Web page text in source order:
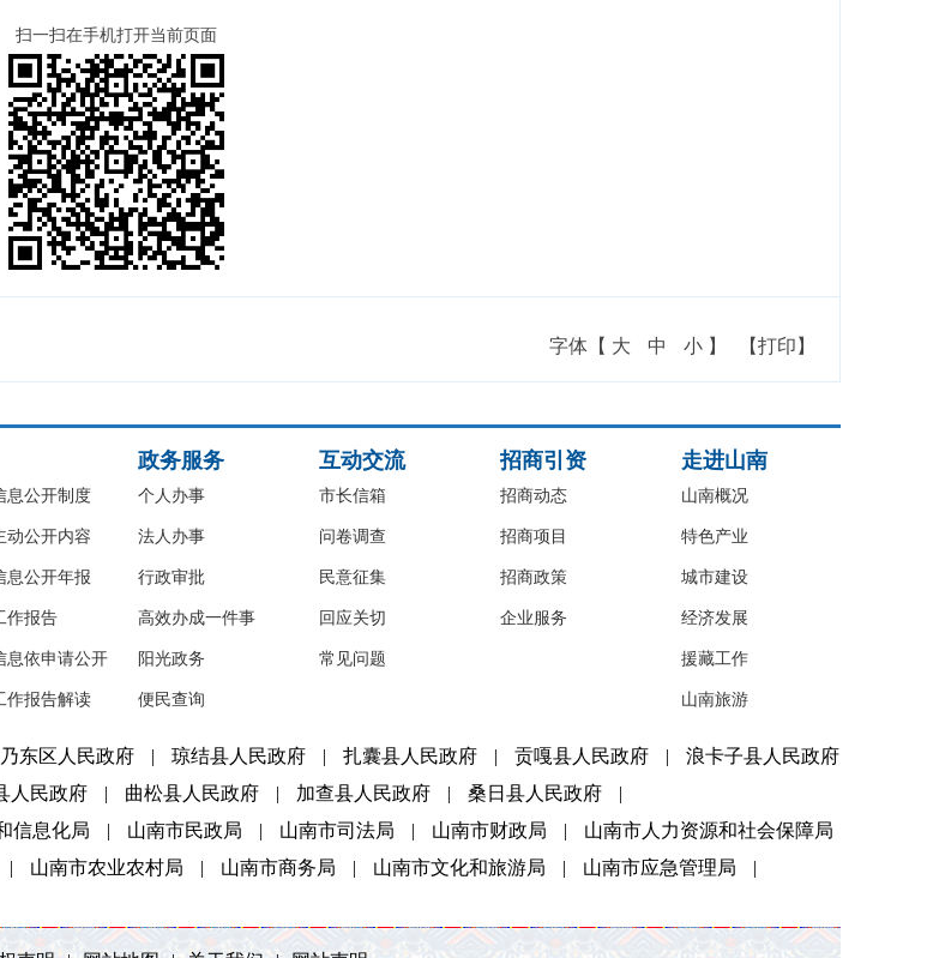
扫一扫在手机打开当前页面
字体【 大 中 小 】 【打印】
息公开制度
动公开内容
息公开年报
作报告
息依申请公开
作报告解读
政务服务
个人办事
法人办事
行政审批
高效办成一件事
阳光政务
便民查询
互动交流
市长信箱
问卷调查
民意征集
回应关切
常见问题
招商引资
招商动态
招商项目
招商政策
企业服务
走进山南
山南概况
特色产业
城市建设
经济发展
援藏工作
山南旅游
乃东区人民政府 | 琼结县人民政府 | 扎囊县人民政府 | 贡嘎县人民政府 |
浪卡子县人民政府
人民政府 | 曲松县人民政府 | 加查县人民政府 | 桑日县人民政府
|
信息化局 | 山南市民政局 | 山南市司法局 | 山南市财政局 |
山南市人力资源和社会保障局
| 山南市农业农村局 | 山南市商务局 | 山南市文化和旅游局 | 山南市应急管理局
|